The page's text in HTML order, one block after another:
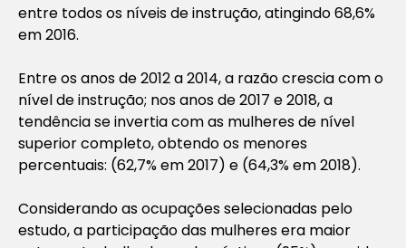
entre todos os níveis de instrução, atingindo 68,6%
em 2016.
Entre os anos de 2012 a 2014, a razão crescia com o
nível de instrução; nos anos de 2017 e 2018, a
tendência se invertia com as mulheres de nível
superior completo, obtendo os menores
percentuais: (62,7% em 2017) e (64,3% em 2018).
Considerando as ocupações selecionadas pelo
estudo, a participação das mulheres era maior